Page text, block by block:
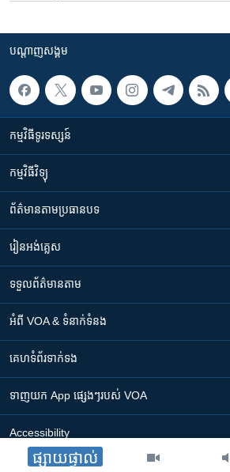
ផ្សាយផ្ទាល់
បណ្តាញ​សង្គម
កម្មវិធី​ទូរទស្សន៍
កម្មវិធី​វិទ្យុ
ព័ត៌មាន​តាមប្រធានបទ​
រៀន​​អង់គ្លេស
ទទួល​ព័ត៌មាន​តាម
អំពី​ VOA & ទំនាក់ទំនង
គេហទំព័រ​​ទាក់ទង
ទាញយក​ App ផ្សេងៗ​របស់​ VOA
Accessibility